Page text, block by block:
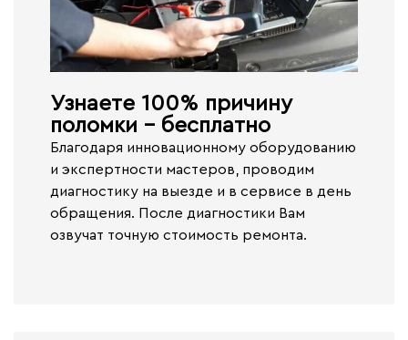
Узнаете 100% причину
поломки - бесплатно​
Благодаря инновационному оборудованию
и экспертности мастеров, проводим
диагностику на выезде и в сервисе в день
обращения. После диагностики Вам
озвучат точную стоимость ремонта.